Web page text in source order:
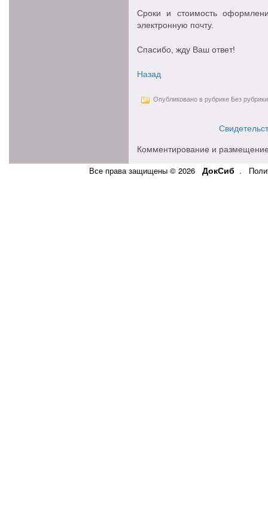
Сроки и стоимость
электронную почту.
Спасибо, жду Ваш ответ!
Назад
Опубликовано в рубрике Без рубрики
Комментирование и
Все права защищены © 2026 ДокСиб .